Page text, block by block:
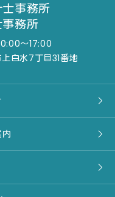
事務所
務所
～17:00
白水7丁目31番地